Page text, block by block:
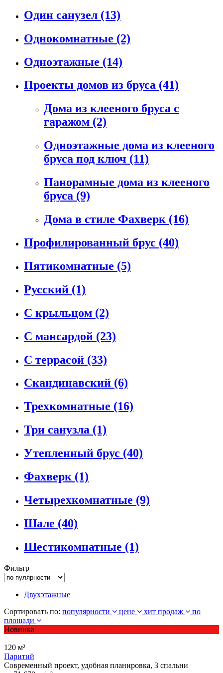
Один санузел (13)
Однокомнатные (2)
Одноэтажные (14)
Проекты домов из бруса (41)
Дома из клееного бруса с
гаражом (2)
Одноэтажные дома из клееного
бруса под ключ (11)
Панорамные дома из клееного
бруса (9)
Дома в стиле Фахверк (16)
Профилированный брус (40)
Пятикомнатные (5)
Русский (1)
С крыльцом (2)
С мансардой (23)
С террасой (33)
Скандинавский (6)
Трехкомнатные (16)
Три санузла (1)
Утепленный брус (40)
Фахверк (1)
Четырехкомнатные (9)
Шале (40)
Шестикомнатные (1)
Фильтр
Двухэтажные
Сортировать по: популярности цене хит продаж
по
площади
Новинка
120 м²
Паритий
Современный проект, удобная планировка, 3 спальни